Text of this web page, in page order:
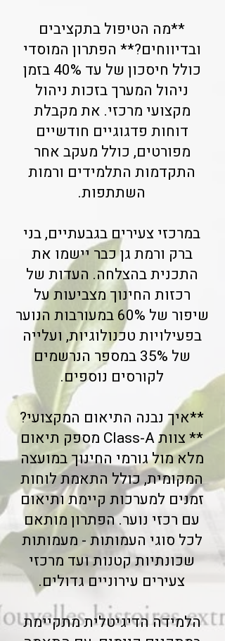
**מה הטיפול בתקציבים
ובדיווחים?** הפתרון המוסדי
כולל חיסכון של עד 40% בזמן
ניהול המערך בזכות ניהול
מקצועי מרכזי. את מקבלת
דוחות פדגוגיים חודשיים
מפורטים, כולל מעקב אחר
התקדמות התלמידים ורמות
השתתפות.
במרכזי צעירים בגבעתיים, בני
ברק ורמת גן כבר יישמו את
התכנית בהצלחה. העדות של
רכזות החינוך מצביעות על
שיפור של 60% במעורבות הנוער
בפעילויות טכנולוגיות, ועלייה
של 35% במספר הנרשמים
לקורסים נוספים.
**איך נבנה התיאום המקצועי?
** צוות Class-A מספק תיאום
מלא מול גורמי החינוך במועצה
המקומית, כולל התאמת לוחות
זמנים למערכות קיימת ותיאום
עם רכזי נוער. הפתרון מותאם
לכל סוגי העמותות - מעמותות
שכונתיות קטנות ועד מרכזי
צעירים עירוניים גדולים.
הלמידה הדיגיטלית מתקיימת